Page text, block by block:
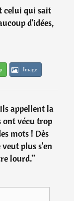
celui qui sait
d'idées,
Image
appellent la
ont vécu trop
mots ! Dès
plus s'en
lourd.”